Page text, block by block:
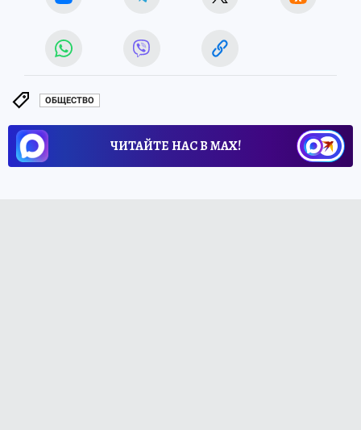
ОБЩЕСТВО
ЧИТАЙТЕ НАС В МАХ!